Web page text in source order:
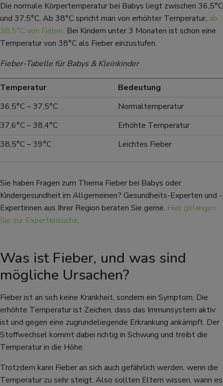
Die normale Körpertemperatur bei Babys liegt zwischen 36,5°C
und 37,5°C. Ab 38°C spricht man von erhöhter Temperatur, ab
38,5°C von Fieber. Bei Kindern unter 3 Monaten ist schon eine
Temperatur von 38°C als Fieber einzustufen.
Fieber-Tabelle für Babys & Kleinkinder
Temperatur
Bedeutung
36,5°C – 37,5°C
Normaltemperatur
37,6°C – 38,4°C
Erhöhte Temperatur
38,5°C – 39°C
Leichtes Fieber
Sie haben Fragen zum Thema Fieber bei Babys oder
Kindergesundheit im Allgemeinen? Gesundheits-Experten und -
Expertinnen aus Ihrer Region beraten Sie gerne. Hier gelangen
Sie zur Expertensuche.
Was ist Fieber, und was sind
mögliche Ursachen?
Fieber ist an sich keine Krankheit, sondern ein Symptom. Die
erhöhte Temperatur ist Zeichen, dass das Immunsystem aktiv
ist und gegen eine zugrundeliegende Erkrankung ankämpft. Der
Stoffwechsel kommt dabei richtig in Schwung und treibt die
Temperatur in die Höhe.
Trotzdem kann Fieber an sich auch gefährlich werden, wenn die
Temperatur zu sehr steigt. Also sollten Eltern wissen, wann es